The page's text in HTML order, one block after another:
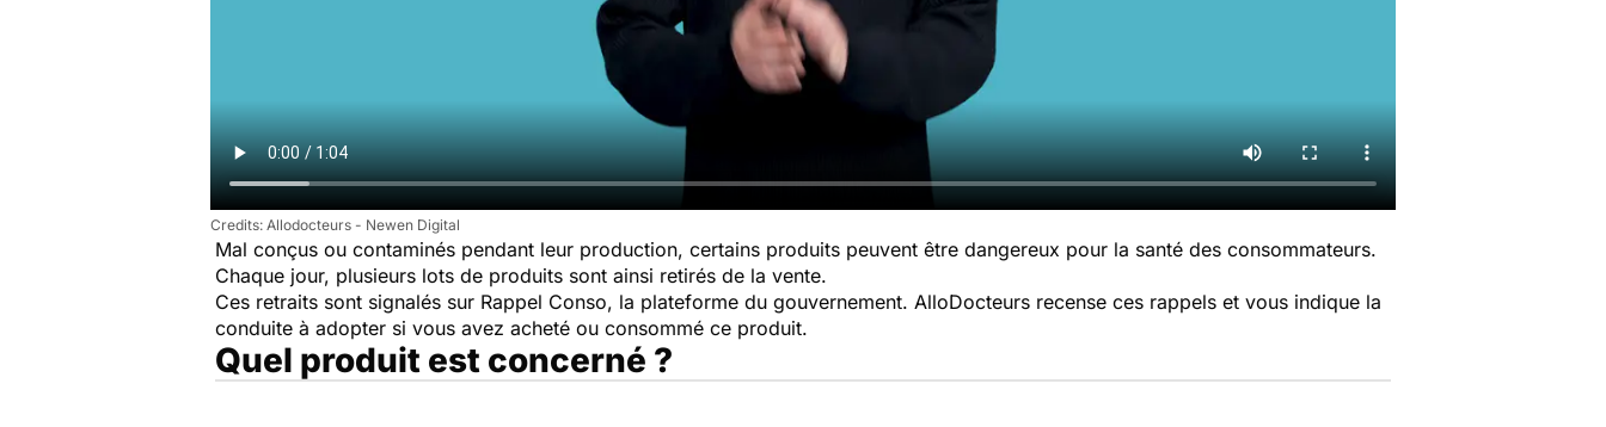
Allodocteurs - Newen Digital
Mal conçus ou contaminés pendant leur production, certains produits peuvent être dangereux pour la santé des consommateurs.
Chaque jour, plusieurs lots de produits sont ainsi retirés de la vente.
Ces retraits sont signalés sur Rappel Conso, la plateforme du gouvernement. AlloDocteurs recense ces rappels et vous indique la
conduite à adopter si vous avez acheté ou consommé ce produit.
Quel produit est concerné ?